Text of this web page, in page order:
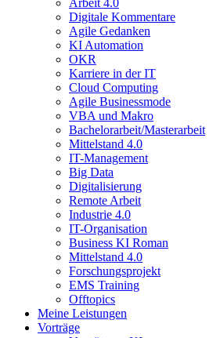
Arbeit 4.0
Digitale Kommentare
Agile Gedanken
KI Automation
OKR
Karriere in der IT
Cloud Computing
Agile Businessmode
VBA und Makro
Bachelorarbeit/Masterarbeit
Mittelstand 4.0
IT-Management
Big Data
Digitalisierung
Remote Arbeit
Industrie 4.0
IT-Organisation
Business KI Roman
Mittelstand 4.0
Forschungsprojekt
EMS Training
Offtopics
Meine Leistungen
Vorträge